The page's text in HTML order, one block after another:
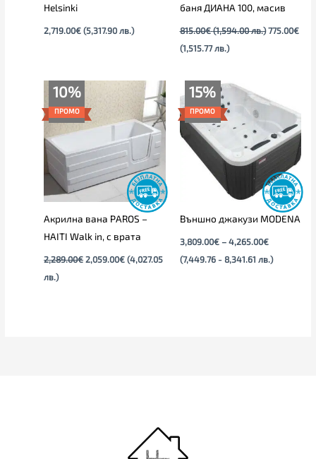
Helsinki
2,719.00€ (5,317.90 лв.)
баня ДИАНА 100, масив
815.00€ (1,594.00 лв.) 775.00€
(1,515.77 лв.)
10%
ПРОМО
Акрилна вана PAROS –
HAITI Walk in, с врата
2,289.00€
was:
2,289.00€.
2,059.00€
Текущата
2,059.00€.
(4,027.05
лв.)
15%
ПРОМО
Външно джакузи MODENA
3,809.00€ – 4,265.00€
3,809.00€
through
4,265.00€
(7,449.76 - 8,341.61 лв.)